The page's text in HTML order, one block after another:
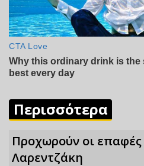
Περισσότερα
Προχωρούν οι επαφές
Λαρεντζάκη